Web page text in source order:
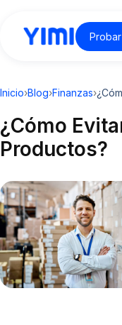
Inicio›Blog›Finanzas›
¿Cómo
Productos?